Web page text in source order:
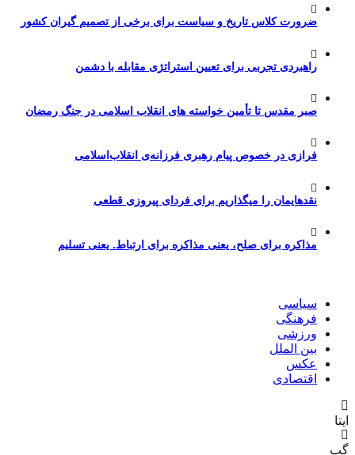
ضرورت کلاس تاریخ و سیاست برای برخی از تصمیم گیران کشور
راهبردی تجربی برای تعیین استراتژی مقابله با دشمن
صبر مقدس تا تأمین خواسته های انقلاب اسلامی در جنگ رمضان
فرازی در خصوص پیام رهبری فرزانه‌ی انقلاب‌اسلامی
نقدهایمان را میگذاریم برای فردای پیروزی قطعی
مذاکره برای صلح، یعنی مذاکره برای ارتباط. یعنی تسلیم
سیاسی
فرهنگی
ورزشی
بین الملل
عکس
اقتصادی
ایتا
گپ